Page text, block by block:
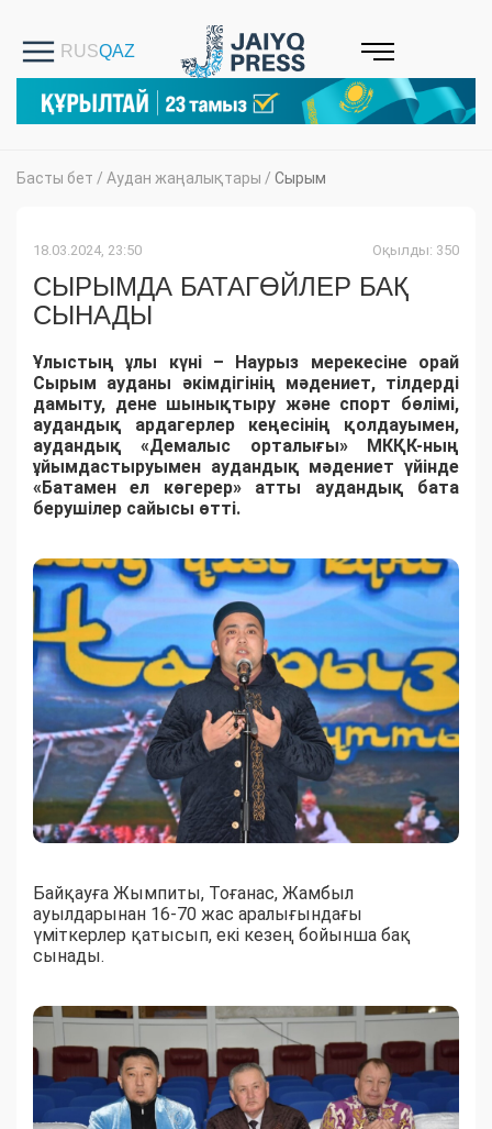
Басты бет / Аудан жаңалықтары / Сырым
18.03.2024, 23:50 Оқылды: 350
СЫРЫМДА БАТАГӨЙЛЕР БАҚ
СЫНАДЫ
Ұлыстың ұлы күні – Наурыз мерекесіне орай
Сырым ауданы әкімдігінің мәдениет, тілдерді
дамыту, дене шынықтыру және спорт бөлімі,
аудандық ардагерлер кеңесінің қолдауымен,
аудандық «Демалыс орталығы» МКҚК-ның
ұйымдастыруымен аудандық мәдениет үйінде
«Батамен ел көгерер» атты аудандық бата
берушілер сайысы өтті.
Байқауға Жымпиты, Тоғанас, Жамбыл
ауылдарынан 16-70 жас аралығындағы
үміткерлер қатысып, екі кезең бойынша бақ
сынады.